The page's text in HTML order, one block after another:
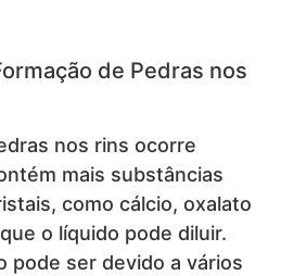
de Pedras nos
nos rins ocorre
mais substâncias
como cálcio, oxalato
o líquido pode diluir.
pode ser devido a vários